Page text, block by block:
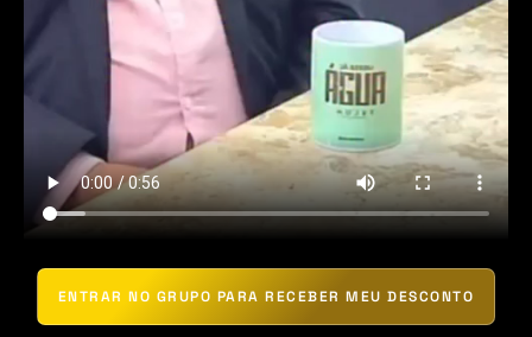
ENTRAR NO GRUPO PARA RECEBER MEU DESCONTO